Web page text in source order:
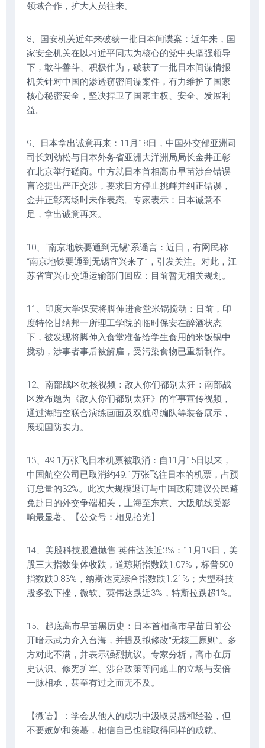
领域合作，扩大人员往来。
8、国安机关近年来破获一批日本间谍案：近年来，国
家安全机关在以习近平同志为核心的党中央坚强领导
下，敢斗善斗、积极作为，破获了一批日本间谍情报
机关针对中国的渗透窃密间谍案件，有力维护了国家
核心秘密安全，坚决捍卫了国家主权、安全、发展利
益。
9、日本拿出诚意再来：11月18日，中国外交部亚洲司
司长刘劲松与日本外务省亚洲大洋洲局局长金井正彰
在北京举行磋商。中方就日本首相高市早苗涉台错误
言论提出严正交涉，要求日方停止挑衅并纠正错误，
金井正彰离场时未作表态。专家表示：日本诚意不
足，拿出诚意再来。
10、“南京地铁要通到无锡”系谣言：近日，有网民称
“南京地铁要通到无锡宜兴来了”，引发关注。对此，江
苏省宜兴市交通运输部门回应：目前暂无相关规划。
11、印度大学保安将脚伸进食堂米锅搅动：日前，印
度特伦甘纳邦一所理工学院的临时保安在醉酒状态
下，被发现将脚伸入食堂准备给学生食用的米饭锅中
搅动，涉事者事后被解雇，受污染食物已重新制作。
12、南部战区硬核视频：敌人你们都别太狂：南部战
区发布题为《敌人你们都别太狂》的军事宣传视频，
通过海陆空联合演练画面及双航母编队等装备展示，
展现国防实力。
13、49.1万张飞日本机票被取消：自11月15日以来，
中国航空公司已取消约49.1万张飞往日本的机票，占预
订总量的32%。此次大规模退订与中国政府建议公民避
免赴日的外交争端相关，上海至东京、大阪航线受影
响最显著。【公众号：相见拾光】
14、美股科技股遭抛售 英伟达跌近3%：11月19日，美
股三大指数集体收跌，道琼斯指数跌1.07%，标普500
指数跌0.83%，纳斯达克综合指数跌1.21%；大型科技
股多数下挫，微软、英伟达跌近3%，特斯拉跌超1%。
15、起底高市早苗黑历史：日本首相高市早苗日前公
开暗示武力介入台海，并提及拟修改“无核三原则”。多
方对此不满，并表示强烈抗议。专家分析，高市在历
史认识、修宪扩军、涉台政策等问题上的立场与安倍
一脉相承，甚至有过之而无不及。
【微语】：学会从他人的成功中汲取灵感和经验，但
不要嫉妒和羡慕，相信自己也能取得同样的成就。